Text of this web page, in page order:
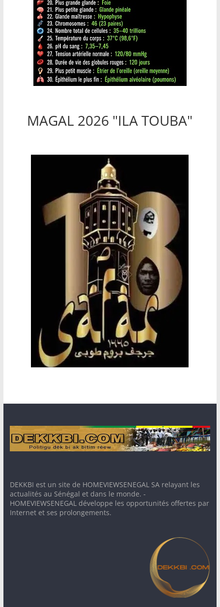
MAGAL 2026 "ILA TOUBA"
DEKKBI est un site de HOMEVIEWSENEGAL SA relayant les
actualités au Sénégal et dans le monde. -
HOMEVIEWSENEGAL développe les opportunités offertes par
Internet et ses prolongements.